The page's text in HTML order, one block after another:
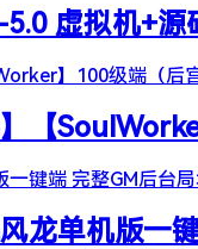
虚拟机+
】【
龙单机版一